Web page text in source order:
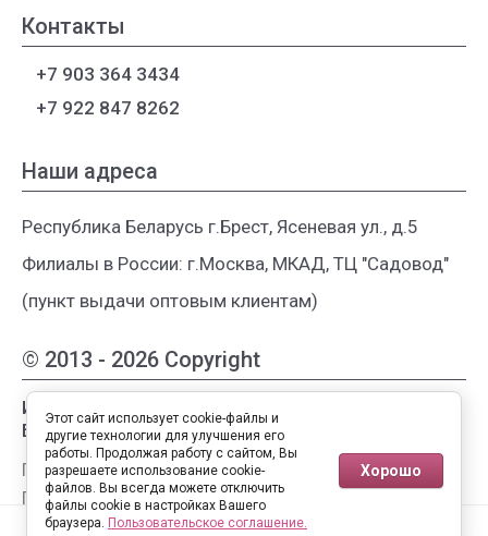
© 2013 - 2026 Copyright
Интернет-магазин женской одежды из
Белоруссии
Публичная оферта
Пользовательское соглашение
Политика конфиденциальности
Контакты
+7 903 364 3434
+7 922 847 8262
Наши адреса
Республика Беларусь г.Брест, Ясеневая ул., д.5
Филиалы в России: г.Москва, МКАД, ТЦ "Садовод"
(пункт выдачи оптовым клиентам)
Этот сайт использует cookie-файлы и
другие технологии для улучшения его
работы. Продолжая работу с сайтом, Вы
разрешаете использование cookie-
файлов. Вы всегда можете отключить
файлы cookie в настройках Вашего
браузера. Пользовательское соглашение.
Хорошо
0